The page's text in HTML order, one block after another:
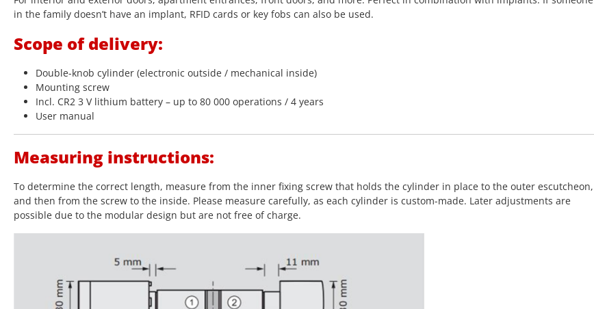
in the family doesn’t have an implant, RFID cards or key fobs can also be used.
Scope of delivery:
Double-knob cylinder (electronic outside / mechanical inside)
Mounting screw
Incl. CR2 3 V lithium battery – up to 80 000 operations / 4 years
User manual
Measuring instructions:
To determine the correct length, measure from the inner fixing screw that holds the cylinder in place to the outer escutcheon,
and then from the screw to the inside. Please measure carefully, as each cylinder is custom-made. Later adjustments are
possible due to the modular design but are not free of charge.